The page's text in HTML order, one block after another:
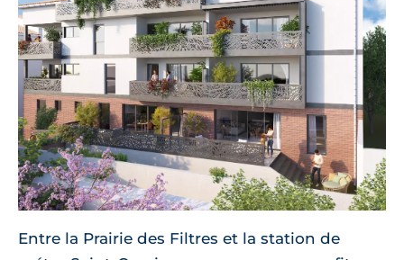
Entre la Prairie des Filtres et la station de